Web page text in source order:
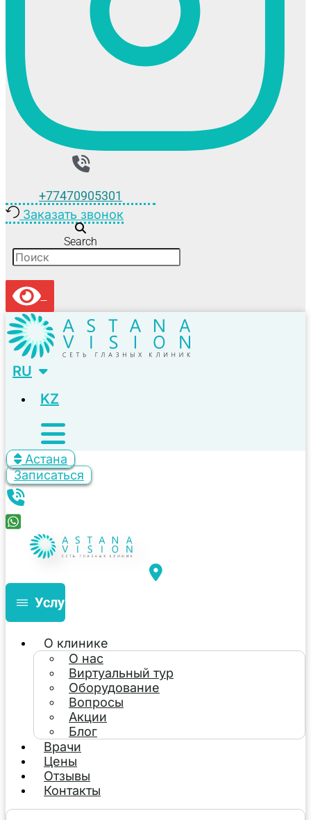
+77470905301
Заказать звонок
Search
RU
KZ
Астана
Записаться
Услуги
О клинике
О нас
Виртуальный тур
Оборудование
Вопросы
Акции
Блог
Врачи
Цены
Отзывы
Контакты